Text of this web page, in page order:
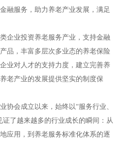
融服务，助力养老产业发展，满足
企业投资养老服务产业，支持金融
品，丰富多层次多业态的养老保险
业对人才的支持力度，建立完善养
老产业的发展提供坚实的制度保
协会成立以来，始终以“服务行业、
证了越来越多的行业成长的瞬间：从
应用，到养老服务标准化体系的逐